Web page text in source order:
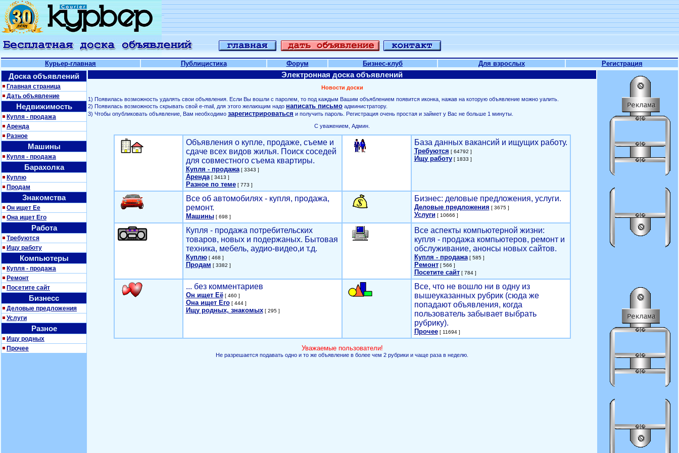
Курьер-главная Публицистика Форум Бизнес-клуб Для взрослых Регистрация
Доска объявлений
Главная страница
Дать объявление
Недвижимость
Купля - продажа
Аренда
Разное
Машины
Купля - продажа
Барахолка
Куплю
Продам
Знакомства
Он ищет Ее
Она ищет Его
Работа
Требуются
Ищу работу
Компьютеры
Купля - продажа
Ремонт
Посетите сайт
Бизнесс
Деловые предложения
Услуги
Разное
Ищу родных
Прочее
Электронная доска объявлений
Новости доски
1) Появилась возможность удалять свои объявления. Если Вы вошли с паролем, то под каждым Вашим объяблением появится иконка, нажав на которую объявление можно уалить.
2) Появилась возможность скрывать свой е-mail, для этого желающим надо написать письмо администратору.
3) Чтобы опубликовать объявление, Вам необходимо зарегистрироваться и получить пароль. Регистрация очень простая и займет у Вас не больше 1 минуты.
С уважением, Админ.
Объявления о купле, продаже, съеме и
сдаче всех видов жилья. Поиск соседей
для совместного съема квартиры.
Купля - продажа[ 3343 ]
Аренда[ 3413 ]
Разное по теме[ 773 ]
База данных вакансий и ищущих работу.
Требуются [ 64792 ]
Ищу работу[ 1833 ]
Все об автомобилях - купля, продажа,
ремонт.
Машины[ 698 ]
Бизнес: деловые предложения, услуги.
Деловые предложения [ 3675 ]
Услуги[ 10666 ]
Купля - продажа потребительских
товаров, новых и подержаных. Бытовая
техника, мебель, аудио-видео,и т.д.
Куплю[ 468 ]
Продам [ 3382 ]
Все аспекты компьютерной жизни:
купля - продажа компьютеров, ремонт и
обслуживание, анонсы новых сайтов.
Купля - продажа[ 585 ]
Ремонт[ 566 ]
Посетите сайт[ 784 ]
... без комментариев
Он ищет Её[ 460 ]
Она ищет Его[ 444 ]
Ищу родных, знакомых[ 295 ]
Все, что не вошло ни в одну из
вышеуказанных рубрик (сюда же
попадают объявления, когда
пользователь забывает выбрать
рубрику).
Прочее[ 11694 ]
Уважаемые пользователи!
Не разрешается подавать одно и то же объявление в более чем 2 рубрики и чаще раза в неделю.